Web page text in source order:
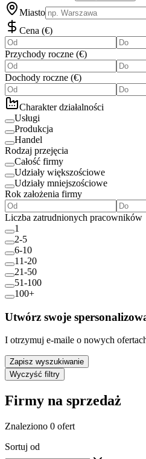
Miasto
Cena (€)
Przychody roczne (€)
Dochody roczne (€)
Charakter działalności
Usługi
Produkcja
Handel
Rodzaj przejęcia
Całość firmy
Udziały większościowe
Udziały mniejszościowe
Rok założenia firmy
Liczba zatrudnionych pracowników
1
2-5
6-10
11-20
21-50
51-100
100+
Utwórz swoje
I otrzymuj e-maile o nowych
Zapisz wyszukiwanie
Wyczyść filtry
Firmy na sprzedaż
Znaleziono 0 ofert
Sortuj od